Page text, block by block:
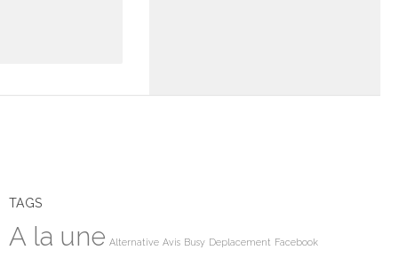
TAGS
A la une Alternative Avis Busy Deplacement Facebook